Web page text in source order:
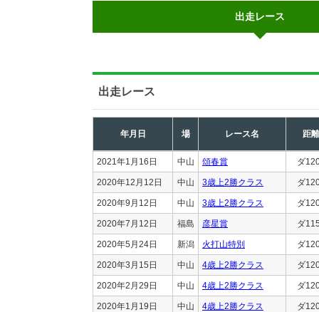
出走レース
出走レース
年月日 場 レース名 距離
2021年1月16日 中山 頌春賞 ダ
2020年12月12日 中山 3歳上2勝クラス ダ
2020年9月12日 中山 3歳上2勝クラス ダ
2020年7月12日 福島 彦星賞 ダ
2020年5月24日 新潟 火打山特別 ダ
2020年3月15日 中山 4歳上2勝クラス ダ
2020年2月29日 中山 4歳上2勝クラス ダ
2020年1月19日 中山 4歳上2勝クラス ダ